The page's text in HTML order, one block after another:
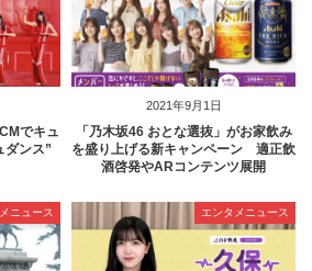
でキュ
ダンス”
2021年9月1日
「乃木坂46 おとな選抜」がお家飲み
を盛り上げる新キャンペーン 適正飲
酒啓発やARコンテンツ展開
ニュース エンタメニュース